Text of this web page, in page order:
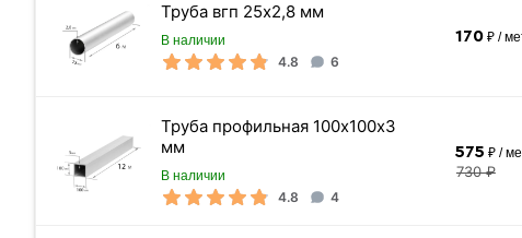
Труба вгп 25х2,8 мм
В наличии
4.8 6
170₽ /
Труба профильная 100х100х3
мм
В наличии
4.8 4
575 ₽ /
730 ₽